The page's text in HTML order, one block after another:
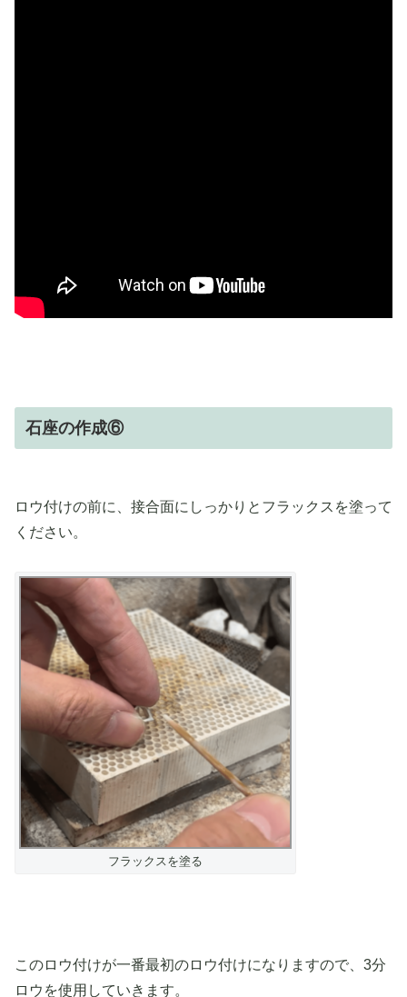
石座の作成⑥
ロウ付けの前に、接合面にしっかりとフラックスを塗って
ください。
フラックスを塗る
このロウ付けが一番最初のロウ付けになりますので、3分
ロウを使用していきます。